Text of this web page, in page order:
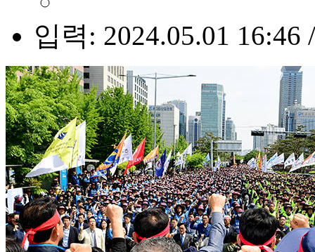
입력: 2024.05.01 16:46